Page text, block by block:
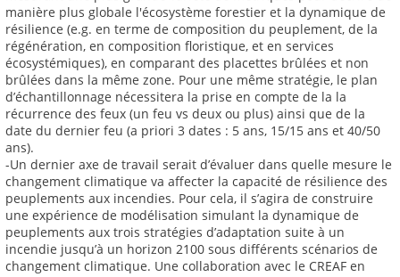
manière plus globale l'écosystème forestier et la dynamique de
résilience (e.g. en terme de composition du peuplement, de la
régénération, en composition floristique, et en services
écosystémiques), en comparant des placettes brûlées et non
brûlées dans la même zone. Pour une même stratégie, le plan
d’échantillonnage nécessitera la prise en compte de la la
récurrence des feux (un feu vs deux ou plus) ainsi que de la
date du dernier feu (a priori 3 dates : 5 ans, 15/15 ans et 40/50
ans).
-Un dernier axe de travail serait d’évaluer dans quelle mesure le
changement climatique va affecter la capacité de résilience des
peuplements aux incendies. Pour cela, il s’agira de construire
une expérience de modélisation simulant la dynamique de
peuplements aux trois stratégies d’adaptation suite à un
incendie jusqu’à un horizon 2100 sous différents scénarios de
changement climatique. Une collaboration avec le CREAF en